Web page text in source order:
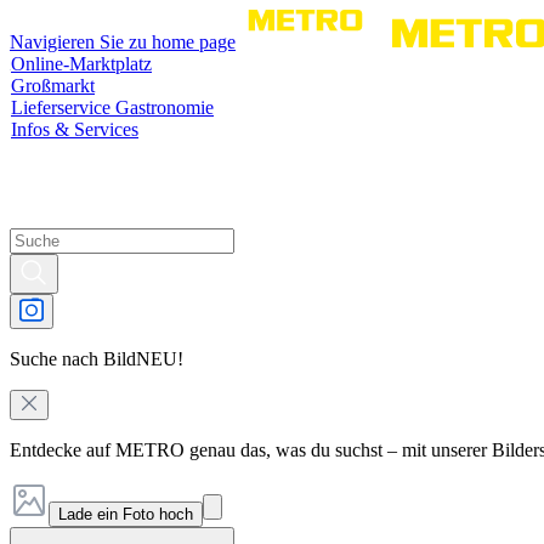
Navigieren Sie zu home page
Online-Marktplatz
Großmarkt
Lieferservice Gastronomie
Infos & Services
Suche nach BildNEU!
Entdecke auf METRO genau das, was du suchst – mit unserer
Lade ein Foto hoch